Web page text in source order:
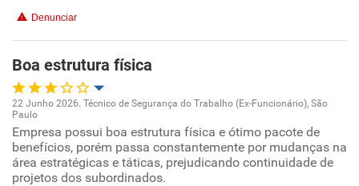
Benefícios
Recomenda esta empresa
Denunciar
Boa estrutura física
Oportunidade de promoção
Ambiente de trabalho
22 Junho 2026. Técnico de Segurança do Trabalho (Ex-Funcionário), São
Paulo
Empresa possui boa estrutura física e ótimo pacote de
benefícios, porém passa constantemente por mudanças na
área estratégicas e táticas, prejudicando continuidade de
projetos dos subordinados.